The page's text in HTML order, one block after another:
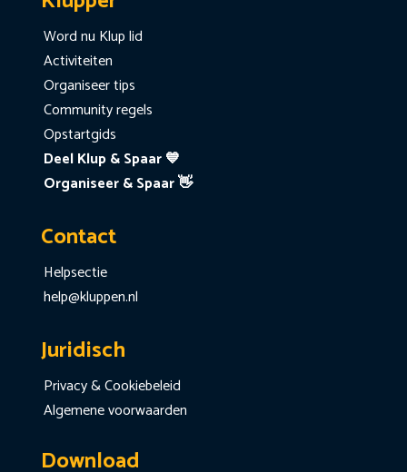
Word nu Klup lid
Activiteiten
Organiseer tips
Community regels
Opstartgids
Deel Klup & Spaar 💙
Organiseer & Spaar 👋
Contact
Helpsectie
help@kluppen.nl
Juridisch
Privacy & Cookiebeleid
Algemene voorwaarden
Download